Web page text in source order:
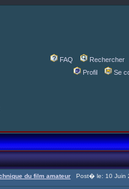
FAQ
Rechercher
Profil
Se
du film amateur Post� le: 10 Juin